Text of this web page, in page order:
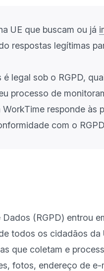
UE que buscam ou já
respostas legítimas
legal sob o RGPD,
processo de
responde às
(RGPD) entrou
todos os cidadãos da
que coletam e
fotos, endereço de e-